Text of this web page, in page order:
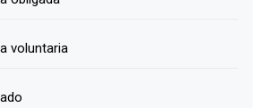
voluntaria